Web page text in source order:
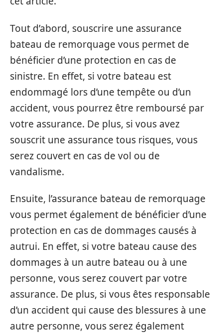
Tout d’abord, souscrire une assurance
bateau de remorquage vous permet de
bénéficier d’une protection en cas de
sinistre. En effet, si votre bateau est
endommagé lors d’une tempête ou d’un
accident, vous pourrez être remboursé par
votre assurance. De plus, si vous avez
souscrit une assurance tous risques, vous
serez couvert en cas de vol ou de
vandalisme.
Ensuite, l’assurance bateau de remorquage
vous permet également de bénéficier d’une
protection en cas de dommages causés à
autrui. En effet, si votre bateau cause des
dommages à un autre bateau ou à une
personne, vous serez couvert par votre
assurance. De plus, si vous êtes responsable
d’un accident qui cause des blessures à une
autre personne, vous serez également